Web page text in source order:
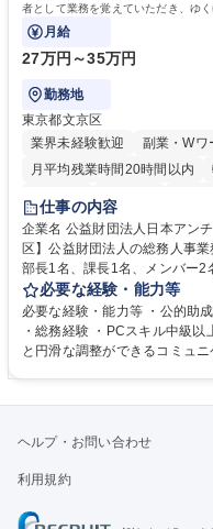
者として業務を覚えていただき、ゆ
躍いただくことを期待しています。
月給
27万円～35万円
勤務地
東京都文京区
業界未経験歓迎
副業・Wワ
月平均残業時間20時間以内
賞与あり
育休あり
食事補助あり
仕事の内容
企業名 公益財団法人日本アンチ・ドーピン
区】公益財団法人の総務人事業務／年間休日
部長1名、課長1名、メンバー2
当者として業務を覚えていた
ジションとして活躍いただくことを期待
プの業務内容】 ・人事制度関
怠管理 ・官公庁への各種提出
管理 ・福利厚生関連 ・職員か
休日125日
必要な経験・能力等
必要な経験・能力等 ・公的助
・総務経験 ・PCスキル中級
と円滑な調整ができるコミュニケー
ヘルプ・お問い合わせ
利用規約